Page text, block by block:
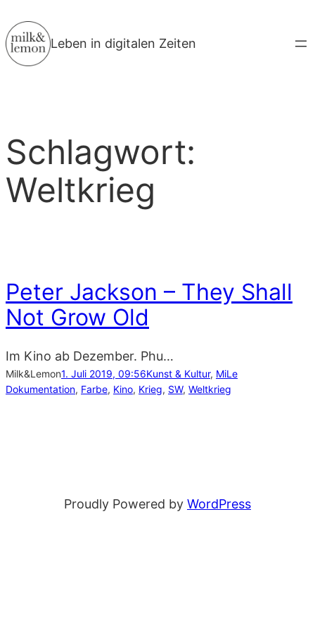
Inhalt
springen
Leben in digitalen Zeiten
Schlagwort:
Weltkrieg
Peter Jackson – They Shall
Not Grow Old
Im Kino ab Dezember. Phu…
Milk&Lemon1. Juli 2019, 09:56Kunst & Kultur, MiLe
Dokumentation, Farbe, Kino, Krieg, SW, Weltkrieg
Proudly Powered by WordPress